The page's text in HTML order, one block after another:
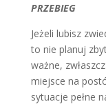
PRZEBIEG
Jeżeli lubisz
to nie planuj
ważne,
miejsce na
sytuacje pełne